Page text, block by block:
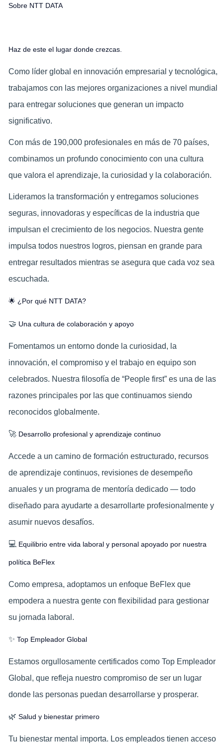
Sobre NTT DATA
Haz de este el lugar donde crezcas.
Como líder global en innovación empresarial y tecnológica,
trabajamos con las mejores organizaciones a nivel mundial
para entregar soluciones que generan un impacto
significativo.
Con más de 190,000 profesionales en más de 70 países,
combinamos un profundo conocimiento con una cultura
que valora el aprendizaje, la curiosidad y la colaboración.
Lideramos la transformación y entregamos soluciones
seguras, innovadoras y específicas de la industria que
impulsan el crecimiento de los negocios. Nuestra gente
impulsa todos nuestros logros, piensan en grande para
entregar resultados mientras se asegura que cada voz sea
escuchada.
🌟 ¿Por qué NTT DATA?
🤝 Una cultura de colaboración y apoyo
Fomentamos un entorno donde la curiosidad, la
innovación, el compromiso y el trabajo en equipo son
celebrados. Nuestra filosofía de “People first” es una de las
razones principales por las que continuamos siendo
reconocidos globalmente.
🚀 Desarrollo profesional y aprendizaje continuo
Accede a un camino de formación estructurado, recursos
de aprendizaje continuos, revisiones de desempeño
anuales y un programa de mentoría dedicado — todo
diseñado para ayudarte a desarrollarte profesionalmente y
asumir nuevos desafíos.
💻 Equilibrio entre vida laboral y personal apoyado por nuestra
política BeFlex
Como empresa, adoptamos un enfoque BeFlex que
empodera a nuestra gente con flexibilidad para gestionar
su jornada laboral.
✨ Top Empleador Global
Estamos orgullosamente certificados como Top Empleador
Global, que refleja nuestro compromiso de ser un lugar
donde las personas puedan desarrollarse y prosperar.
🌿 Salud y bienestar primero
Tu bienestar mental importa. Los empleados tienen acceso